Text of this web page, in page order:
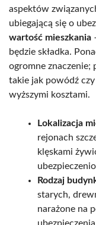
aspektów
ubiegającą się o
wartość mieszkania
będzie składka.
ogromne znaczenie;
takie jak powódź
wyższymi kosztami.
Lokalizacja
rejonach
klęskami
Rodzaj
starych,
narażone na